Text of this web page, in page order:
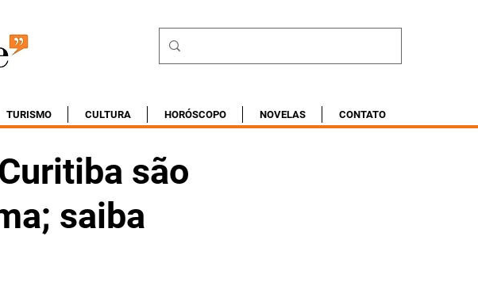
TURISMO CULTURA HORÓSCOPO NOVELAS CONTATO
são
saiba